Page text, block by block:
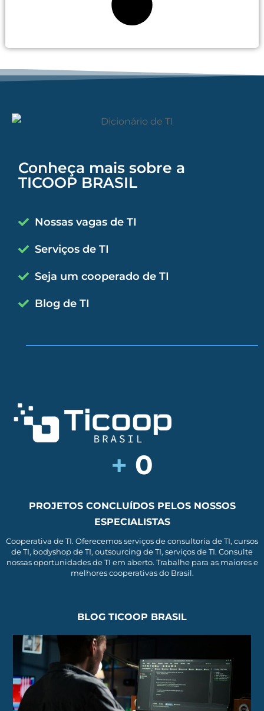
Conheça mais sobre a
TICOOP BRASIL
Nossas vagas de TI
Serviços de TI
Seja um cooperado de TI
Blog de TI
+ 0
PROJETOS CONCLUÍDOS PELOS NOSSOS
ESPECIALISTAS
Cooperativa de TI. Oferecemos serviços de consultoria de TI, cursos
de TI, bodyshop de TI, outsourcing de TI, serviços de TI. Consulte
nossas oportunidades de TI em aberto. Trabalhe para as maiores e
melhores cooperativas do Brasil.
BLOG TICOOP BRASIL